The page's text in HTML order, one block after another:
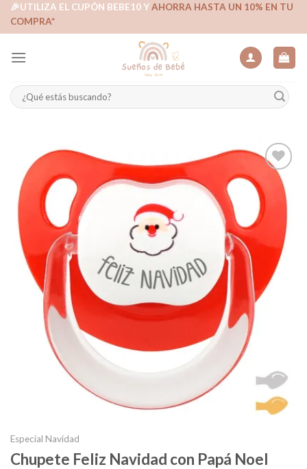
Skip🎉UTILIZA EL CUPÓN BEBE10 YAHORRA HASTA UN 10% EN TU
COMPRA*
Buscar
por:
Añadir
lista de
deseos
Especial Navidad
Chupete Feliz Navidad con Papá Noel